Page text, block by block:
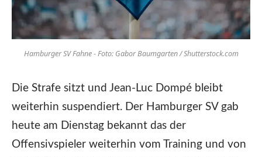
Hamburger SV Fahne - Foto: Gabor Baumgarten / Shutterstock.com
Die Strafe sitzt und Jean-Luc Dompé bleibt
weiterhin suspendiert. Der Hamburger SV gab
heute am Dienstag bekannt das der
Offensivspieler weiterhin vom Training und von